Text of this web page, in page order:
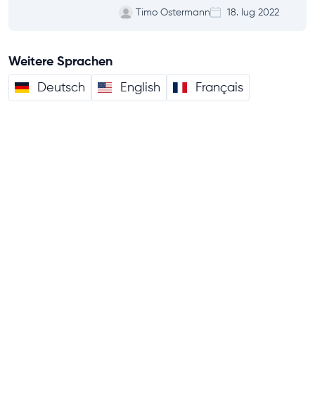
Timo Ostermann 18. lug 2022
Weitere Sprachen
Deutsch English Français